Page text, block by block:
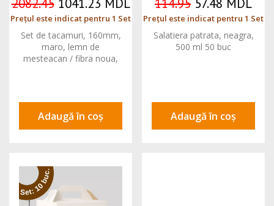
2082.451041.23 MDL
Prețul este indicat pentru 1 Set
Set de tacamuri, 160mm,
maro, lemn de
mesteacan / fibra noua,
Adaugă în coș
114.95 57.48 MDL
Prețul este indicat pentru 1 Set
Salatiera patrata, neagra,
500 ml 50 buc
Adaugă în coș